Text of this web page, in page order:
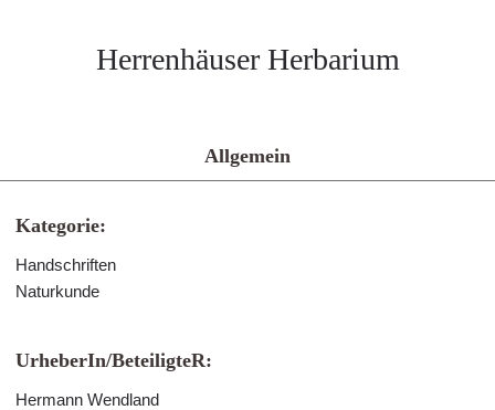
Herrenhäuser Herbarium
Allgemein
Kategorie:
Handschriften
Naturkunde
UrheberIn/BeteiligteR:
Hermann Wendland